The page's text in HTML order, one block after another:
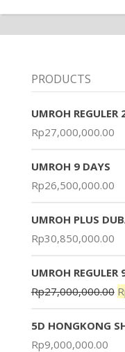
PRODUCTS
UMROH
Rp27,000,000.00
UMROH 9 DAYS
Rp26,500,000.00
UMROH PLUS
Rp30,850,000.00
UMROH REGULER
Rp27,000,000.00
5D HONGKONG
Rp9,000,000.00